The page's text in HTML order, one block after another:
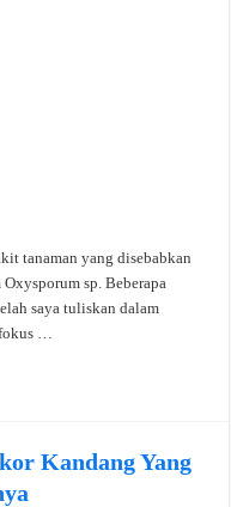
tanaman yang disebabkan
sp. Beberapa
saya tuliskan dalam
…
Kandang Yang